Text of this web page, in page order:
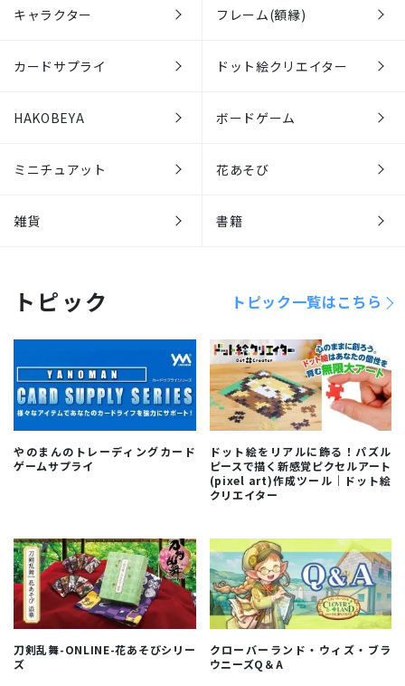
キャラクター フレーム(額縁)
カードサプライ ドット絵クリエイター
HAKOBEYA ボードゲーム
ミニチュアット 花あそび
雑貨 書籍
トピック トピック一覧はこちら
やのまんのトレーディングカード
ゲームサプライ
ドット絵をリアルに飾る！パズル
ピースで描く新感覚ピクセルアート
(pixel art)作成ツール｜ドット絵
クリエイター
刀剣乱舞-ONLINE-花あそびシリー
ズ
クローバーランド・ウィズ・ブラ
ウニーズQ＆A